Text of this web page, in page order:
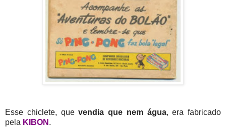
Esse chiclete, quevendia que nem água, era fabricado
pela KIBON .